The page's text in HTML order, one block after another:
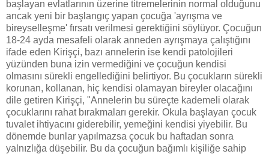
başlayan evlatlarının üzerine titremelerinin normal olduğunu
ancak yeni bir başlangıç yapan çocuğa 'ayrışma ve
bireyselleşme' fırsatı verilmesi gerektiğini söylüyor. Çocuğun
18-24 ayda mesafeli olarak anneden ayrışmaya çalıştığını
ifade eden Kirişçi, bazı annelerin ise kendi patolojileri
yüzünden buna izin vermediğini ve çocuğun kendisi
olmasını sürekli engellediğini belirtiyor. Bu çocukların sürekli
korunan, kollanan, hiç kendisi olamayan bireyler olacağını
dile getiren Kirişçi, "Annelerin bu süreçte kademeli olarak
çocuklarını rahat bırakmaları gerekir. Okula başlayan çocuk
tuvalet ihtiyacını giderebilir, yemeğini kendisi yiyebilir. Bu
dönemde bunlar yapılmazsa çocuk bu haftadan sonra
yalnızlığa düşebilir. Bu da çocuğun bağımlı kişiliğe sahip